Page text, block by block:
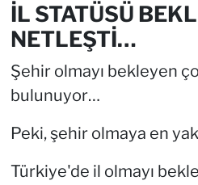
İL STATÜSÜ
NETLEŞTİ…
Şehir olmayı bekleyen
bulunuyor…
Peki, şehir olmaya en
Türkiye'de il olmayı